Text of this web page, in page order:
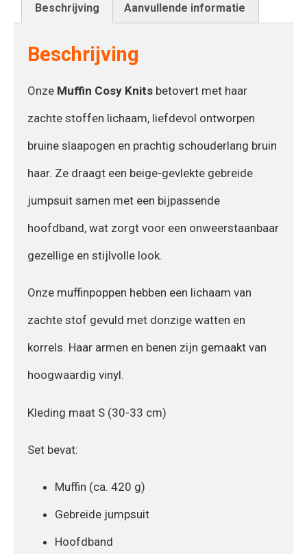
Beschrijving Aanvullende informatie
Beschrijving
Onze Muffin Cosy Knits betovert met haar
zachte stoffen lichaam, liefdevol ontworpen
bruine slaapogen en prachtig schouderlang bruin
haar. Ze draagt een beige-gevlekte gebreide
jumpsuit samen met een bijpassende
hoofdband, wat zorgt voor een onweerstaanbaar
gezellige en stijlvolle look.
Onze muffinpoppen hebben een lichaam van
zachte stof gevuld met donzige watten en
korrels. Haar armen en benen zijn gemaakt van
hoogwaardig vinyl.
Kleding maat S (30-33 cm)
Set bevat:
Muffin (ca. 420 g)
Gebreide jumpsuit
Hoofdband